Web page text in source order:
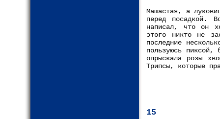
Машастая, а
перед посадкой.
написал, что он
этого никто не
последние
пользуюсь пиксой,
опрыскала розы
Трипсы, которые
15